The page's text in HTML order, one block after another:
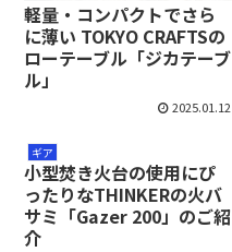
軽量・コンパクトでさら
に薄い TOKYO CRAFTSの
ローテーブル「ジカテーブ
ル」
2025.01.12
ギア
小型焚き火台の使用にぴ
ったりなTHINKERの火バ
サミ「Gazer 200」のご紹
介